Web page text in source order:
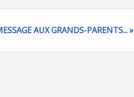
AUX GRANDS-PARENTS... »